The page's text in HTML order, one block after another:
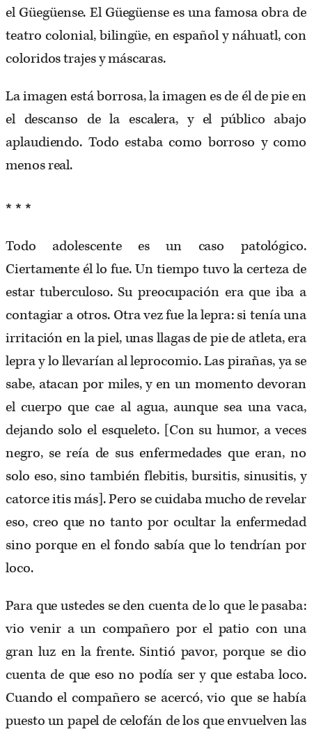
el Güegüense. El Güegüense es una famosa obra de
teatro colonial, bilingüe, en español y náhuatl, con
coloridos trajes y máscaras.
La imagen está borrosa, la imagen es de él de pie en
el descanso de la escalera, y el público abajo
aplaudiendo. Todo estaba como borroso y como
menos real.
* * *
Todo adolescente es un caso patológico.
Ciertamente él lo fue. Un tiempo tuvo la certeza de
estar tuberculoso. Su preocupación era que iba a
contagiar a otros. Otra vez fue la lepra: si tenía una
irritación en la piel, unas llagas de pie de atleta, era
lepra y lo llevarían al leprocomio. Las pirañas, ya se
sabe, atacan por miles, y en un momento devoran
el cuerpo que cae al agua, aunque sea una vaca,
dejando solo el esqueleto. [Con su humor, a veces
negro, se reía de sus enfermedades que eran, no
solo eso, sino también flebitis, bursitis, sinusitis, y
catorce itis más]. Pero se cuidaba mucho de revelar
eso, creo que no tanto por ocultar la enfermedad
sino porque en el fondo sabía que lo tendrían por
loco.
Para que ustedes se den cuenta de lo que le pasaba:
vio venir a un compañero por el patio con una
gran luz en la frente. Sintió pavor, porque se dio
cuenta de que eso no podía ser y que estaba loco.
Cuando el compañero se acercó, vio que se había
puesto un papel de celofán de los que envuelven las